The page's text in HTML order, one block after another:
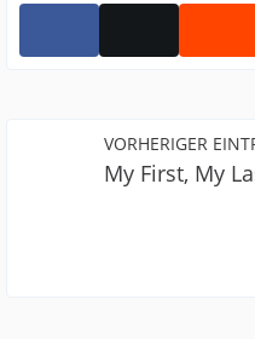
VORHERIGER
My First, My